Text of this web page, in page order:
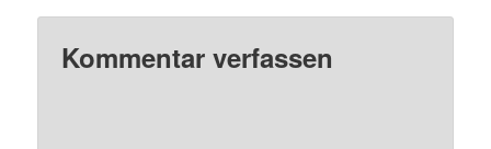
Kommentar verfassen